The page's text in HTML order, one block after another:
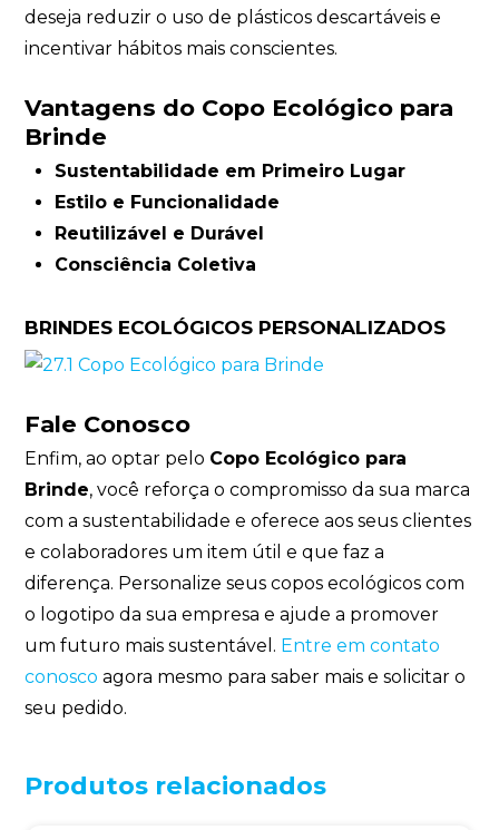
deseja reduzir o uso de plásticos descartáveis e
incentivar hábitos mais conscientes.
Vantagens do Copo Ecológico para
Brinde
Sustentabilidade em Primeiro Lugar
Estilo e Funcionalidade
Reutilizável e Durável
Consciência Coletiva
BRINDES ECOLÓGICOS PERSONALIZADOS
Fale Conosco
Enfim, ao optar pelo Copo Ecológico para
Brinde, você reforça o compromisso da sua marca
com a sustentabilidade e oferece aos seus clientes
e colaboradores um item útil e que faz a
diferença. Personalize seus copos ecológicos com
o logotipo da sua empresa e ajude a promover
um futuro mais sustentável. Entre em contato
conosco agora mesmo para saber mais e solicitar o
seu pedido.
Produtos relacionados